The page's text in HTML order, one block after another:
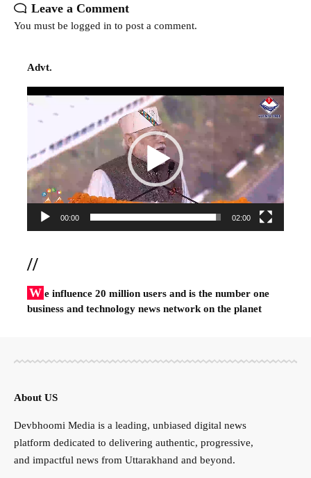
Leave a Comment
You must be logged in to post a comment.
Advt.
Video
00:00 02:00
//
W e influence 20 million users and is the number one
business and technology news network on the planet
About US
Devbhoomi Media is a leading, unbiased digital news
platform dedicated to delivering authentic, progressive,
and impactful news from Uttarakhand and beyond.